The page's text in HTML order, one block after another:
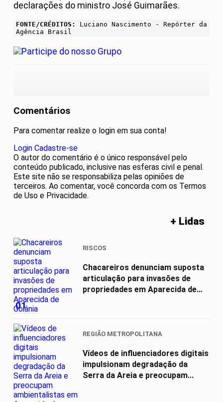
declarações do ministro José Guimarães.
FONTE/CRÉDITOS:
Luciano Nascimento - Repórter da
Agência Brasil
Comentários
Para comentar realize o login em sua conta!
Login Cadastre-se
O autor do comentário é o único responsável pelo
conteúdo publicado, inclusive nas esferas civil e penal.
Este site não se responsabiliza pelas opiniões de
terceiros. Ao comentar, você concorda com os Termos
de Uso e Privacidade.
+ Lidas
01
RISCOS
Chacareiros denunciam suposta
articulação para invasões de
propriedades em Aparecida de
REGIÃO METROPOLITANA
Vídeos de influenciadores digitais
impulsionam degradação da
Serra da Areia e preocupam...